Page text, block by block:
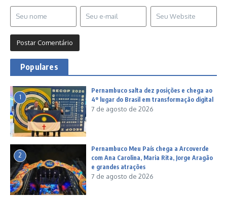
Populares
1
Pernambuco salta dez posições e chega ao
4º lugar do Brasil em transformação digital
7 de agosto de 2026
2
Pernambuco Meu País chega a Arcoverde
com Ana Carolina, Maria Rita, Jorge Aragão
e grandes atrações
7 de agosto de 2026